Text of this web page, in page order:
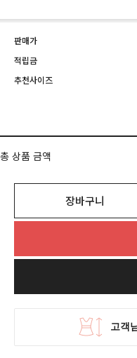
판매가
적립금
추천사이즈
총 상품 금액
장바구니